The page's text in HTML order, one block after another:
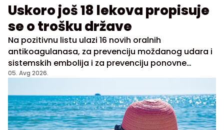
Uskoro još 18 lekova propisuje
se o trošku države
Na pozitivnu listu ulazi 16 novih oralnih
antikoagulanasa, za prevenciju moždanog udara i
sistemskih embolija i za prevenciju ponovne
duboke venske tromboze i plućne embolije
05. Avg 2026.